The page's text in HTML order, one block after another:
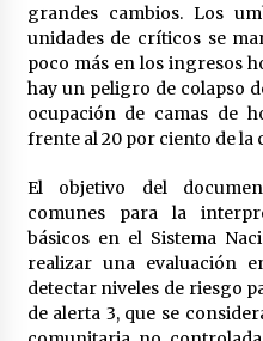
grandes cambios. Los
unidades de críticos se
poco más en los ingresos
hay un peligro de colapso
ocupación de camas de
frente al 20 por ciento de
El objetivo del
comunes para la
básicos en el Sistema
realizar una evaluación
detectar niveles de riesgo
de alerta 3, que se